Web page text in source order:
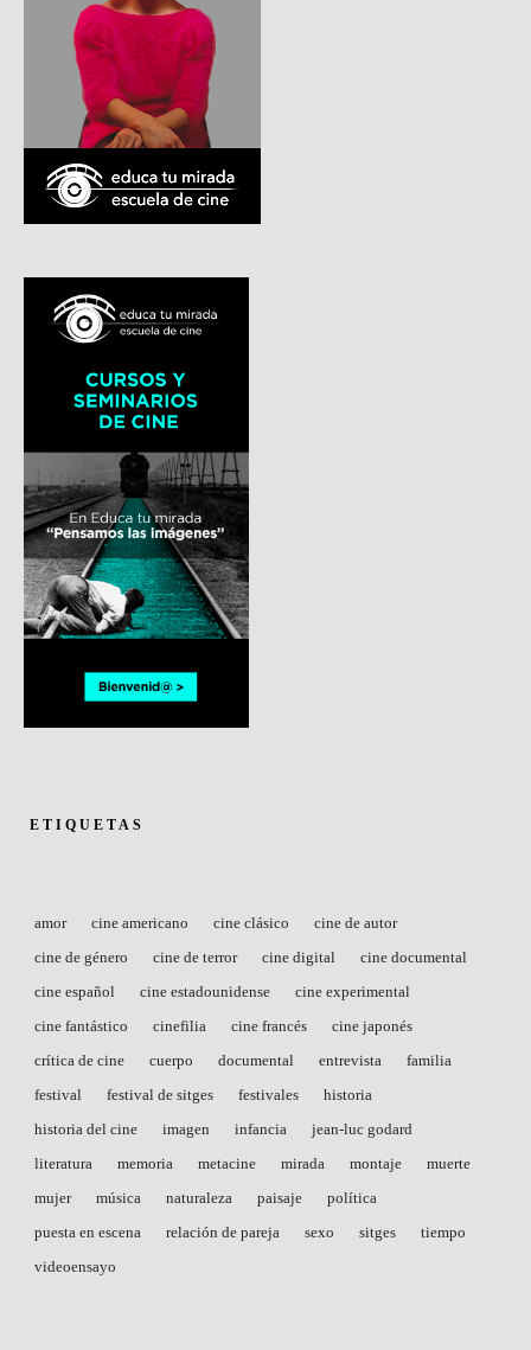
ETIQUETAS
amor cine americano cine clásico
cine de autor
cine de género
cine de terror cine digital
cine documental
cine español
cine estadounidense
cine experimental
cine fantástico
cinefilia cine francés
cine japonés
crítica de cine
cuerpo documental entrevista
familia
festival
festival de sitges festivales
historia
historia del cine
imagen infancia
jean-luc godard
literatura
memoria metacine mirada montaje
muerte
mujer
música naturaleza paisaje
política
puesta en escena
relación de pareja sexo sitges
tiempo
videoensayo